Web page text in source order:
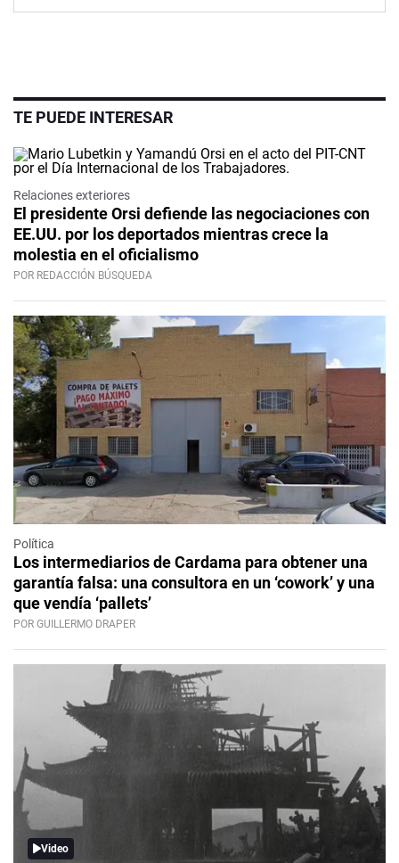
TE PUEDE INTERESAR
Relaciones exteriores
El presidente Orsi defiende las negociaciones con
EE.UU. por los deportados mientras crece la
molestia en el oficialismo
POR REDACCIÓN BÚSQUEDA
Política
Los intermediarios de Cardama para obtener una
garantía falsa: una consultora en un ‘cowork’ y una
que vendía ‘pallets’
POR GUILLERMO DRAPER
Video